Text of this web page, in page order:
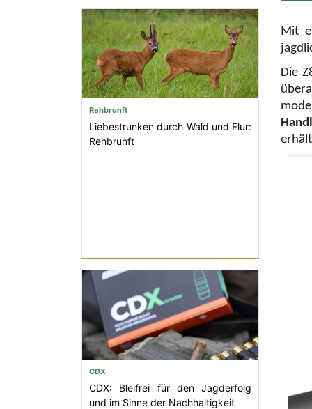
Rehbrunft
Liebestrunken durch Wald und Flur:
Rehbrunft
CDX
CDX: Bleifrei für den Jagderfolg
und im Sinne der Nachhaltigkeit
Mit
Die